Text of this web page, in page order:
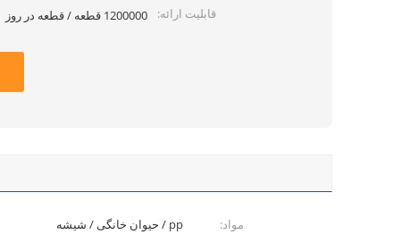
قابلیت ارائه:
1200000 قطعه / قطعه در روز
مواد: pp / حیوان خانگی / شیشه